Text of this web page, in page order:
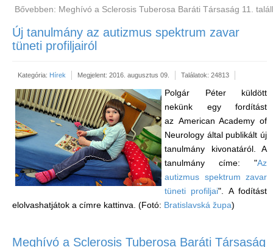
Bővebben: Meghívó a Sclerosis Tuberosa Baráti Társaság 11.
Új tanulmány az autizmus spektrum zavar
tüneti profiljairól
Kategória: Hírek Megjelent: 2016. augusztus 09. Találatok: 24813
Polgár Péter küldött
nekünk egy fordítást
az American Academy of
Neurology által publikált új
tanulmány kivonatáról. A
tanulmány címe: "Az
autizmus spektrum zavar
tüneti profiljai". A fodítást
elolvashatjátok a címre kattinva. (Fotó: Bratislavská župa)
Meghívó a Sclerosis Tuberosa Baráti Társaság